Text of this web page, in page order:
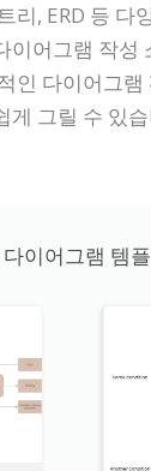
리, ERD 등 다
이어그램 작성
인 다이어그
게 그릴 수 있
이어그램 템